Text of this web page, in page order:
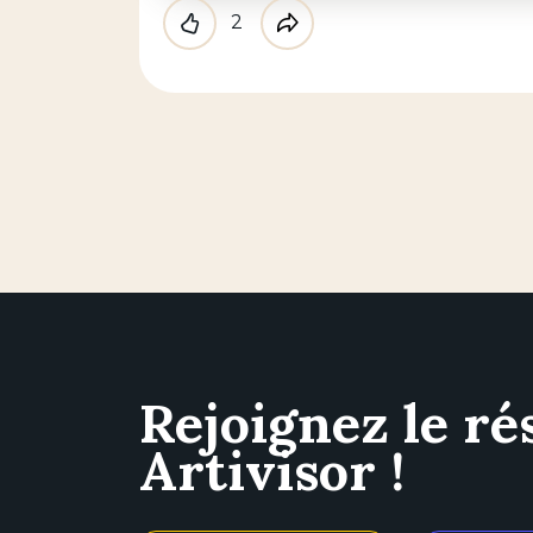
Like
2
Partager
Rejoignez le
Artivisor !